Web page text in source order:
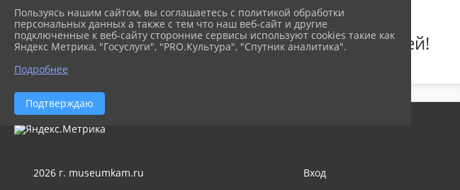
карте.
Ваш музей!
2026 г. museumkam.ru Вход
Пользуясь нашим сайтом, вы соглашаетесь с политикой обработки
персональных данных а также с тем что наш веб-сайт и другие
подключенные к веб-сайту сторонние сервисы используют cookies такие как
Яндекс Метрика, "Госуслуги", "PRO.Культура", "Спутник аналитика".
Подробнее
Подтверждаю